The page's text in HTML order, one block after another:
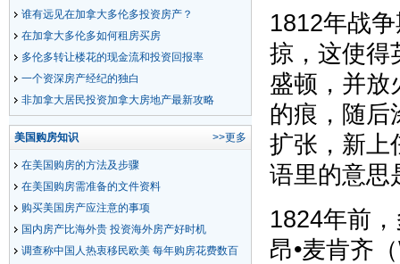
谁有远见在加拿大多伦多投资房产？
在加拿大多伦多如何租房买房
多伦多转让楼花的现金流和投资回报率
一个资深房产经纪的独白
非加拿大居民投资加拿大房地产最新攻略
美国购房知识 >>更多
在美国购房的方法及步骤
在美国购房需准备的文件资料
购买美国房产应注意的事项
国内房产比海外贵 投资海外房产好时机
调查称中国人热衷移民欧美 每年购房花费数百
1812年战
掠，这使得
盛顿，并放
的痕，随后
扩张，新上
语里的意思
1824年前
昂•麦肯齐